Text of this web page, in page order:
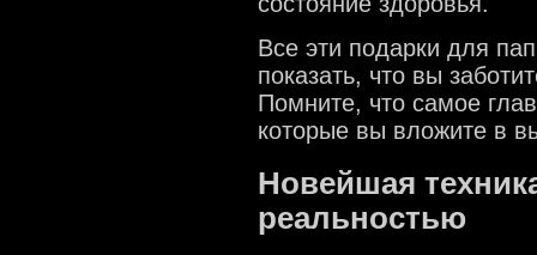
Все эти подарки для
показать, что вы
Помните, что самое
которые вы вложите в
Новейшая
реальностью